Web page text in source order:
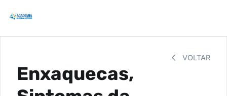
VOLTAR
Enxaquecas,